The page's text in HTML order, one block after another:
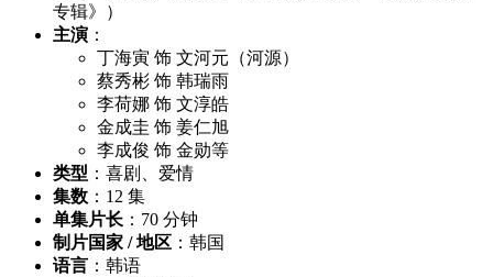
专辑》）
主演 ：
丁海寅 饰 文河元（河源）
蔡秀彬 饰 韩瑞雨
李荷娜 饰 文淳皓
金成圭 饰 姜仁旭
李成俊 饰 金勋等
类型 ：喜剧、爱情
集数 ：12 集
单集片长 ：70 分钟
制片国家 / 地区 ：韩国
语言 ：韩语